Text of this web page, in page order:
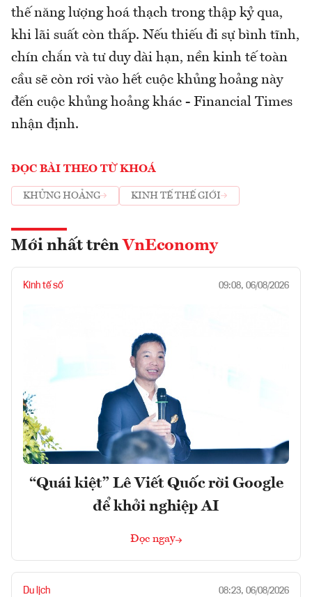
thế năng lượng hoá thạch trong thập kỷ qua,
khi lãi suất còn thấp. Nếu thiếu đi sự bình tĩnh,
chín chắn và tư duy dài hạn, nền kinh tế toàn
cầu sẽ còn rơi vào hết cuộc khủng hoảng này
đến cuộc khủng hoảng khác - Financial Times
nhận định.
ĐỌC BÀI THEO TỪ KHOÁ
KHỦNG HOẢNG KINH TẾ THẾ GIỚI
Mới nhất trên VnEconomy
Kinh tế số 09:08, 06/08/2026
“Quái kiệt” Lê Viết Quốc rời Google
để khởi nghiệp AI
Đọc ngay
Du lịch 08:23, 06/08/2026